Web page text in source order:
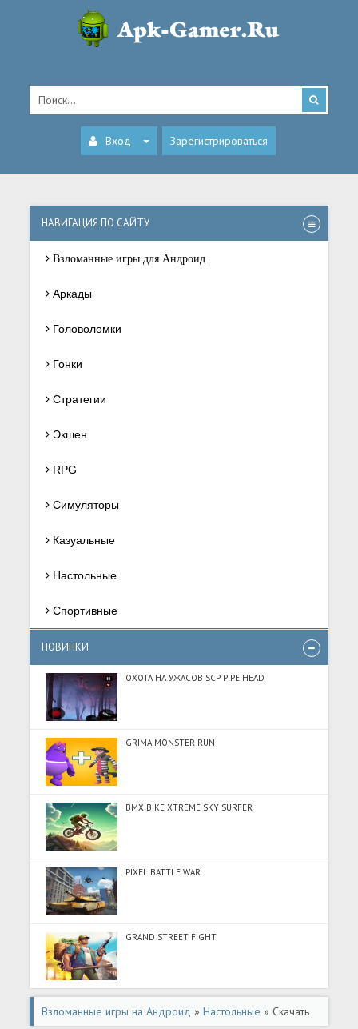
Вход Зарегистрироваться
НАВИГАЦИЯ ПО САЙТУ
Взломанные игры для Андроид
Аркады
Головоломки
Гонки
Стратегии
Экшен
RPG
Симуляторы
Казуальные
Настольные
Спортивные
НОВИНКИ
ОХОТА НА УЖАСОВ SCP PIPE HEAD
GRIMA MONSTER RUN
BMX BIKE XTREME SKY SURFER
PIXEL BATTLE WAR
GRAND STREET FIGHT
Взломанные игры на Андроид »Настольные » Скачать